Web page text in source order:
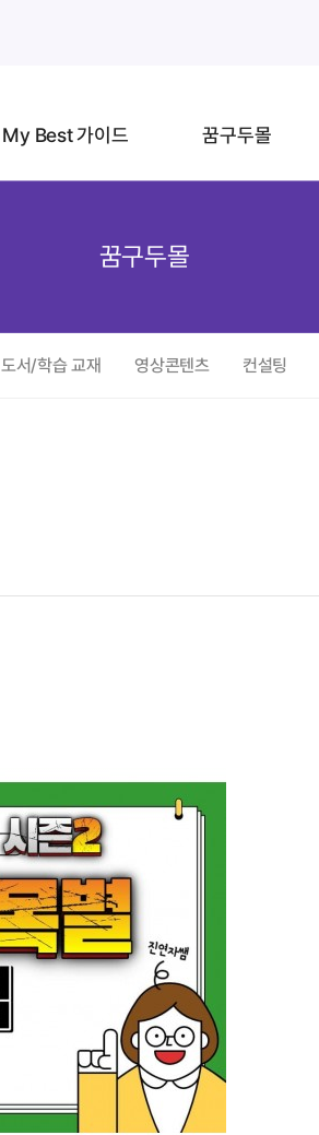
My Best 가이드 꿈구두몰
꿈구두몰
도서/학습 교재 영상콘텐츠 컨설팅